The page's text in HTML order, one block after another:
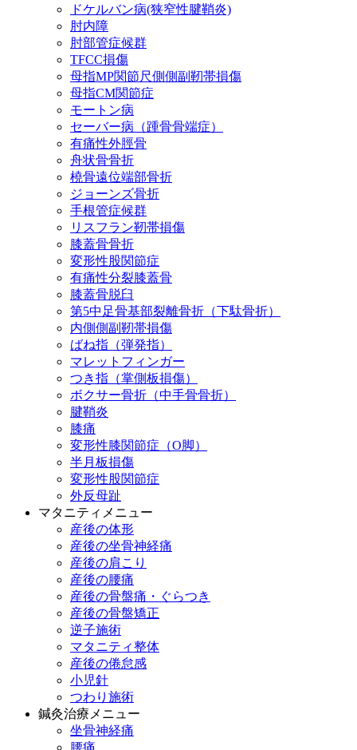
ドケルバン病(狭窄性腱鞘炎)
肘内障
肘部管症候群
TFCC損傷
母指MP関節尺側側副靭帯損傷
母指CM関節症
モートン病
セーバー病（踵骨骨端症）
有痛性外脛骨
舟状骨骨折
橈骨遠位端部骨折
ジョーンズ骨折
手根管症候群
リスフラン靭帯損傷
膝蓋骨骨折
変形性股関節症
有痛性分裂膝蓋骨
膝蓋骨脱臼
第5中足骨基部裂離骨折（下駄骨折）
内側側副靭帯損傷
ばね指（弾発指）
マレットフィンガー
つき指（掌側板損傷）
ボクサー骨折（中手骨骨折）
腱鞘炎
膝痛
変形性膝関節症（O脚）
半月板損傷
変形性股関節症
外反母趾
マタニティメニュー
産後の体形
産後の坐骨神経痛
産後の肩こり
産後の腰痛
産後の骨盤痛・ぐらつき
産後の骨盤矯正
逆子施術
マタニティ整体
産後の倦怠感
小児針
つわり施術
鍼灸治療メニュー
坐骨神経痛
腰痛